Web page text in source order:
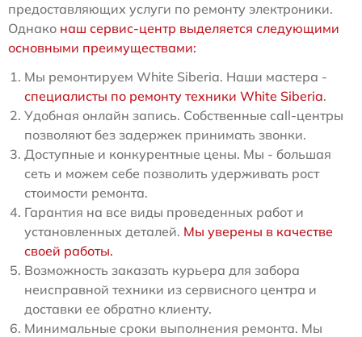
предоставляющих услуги по ремонту электроники.
Однако наш сервис-центр выделяется следующими
основными преимуществами:
Мы ремонтируем White Siberia. Наши мастера -
специалисты по ремонту техники White Siberia.
Удобная онлайн запись. Собственные call-центры
позволяют без задержек принимать звонки.
Доступные и конкурентные цены. Мы - большая
сеть и можем себе позволить удерживать рост
стоимости ремонта.
Гарантия на все виды проведенных работ и
установленных деталей. Мы уверены в качестве
своей работы.
Возможность заказать курьера для забора
неисправной техники из сервисного центра и
доставки ее обратно клиенту.
Минимальные сроки выполнения ремонта. Мы